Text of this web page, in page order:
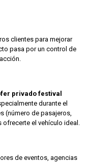
clientes para mejorar
pasa por un control de
privado festival
durante el
(número de pasajeros,
el vehículo ideal.
de eventos, agencias